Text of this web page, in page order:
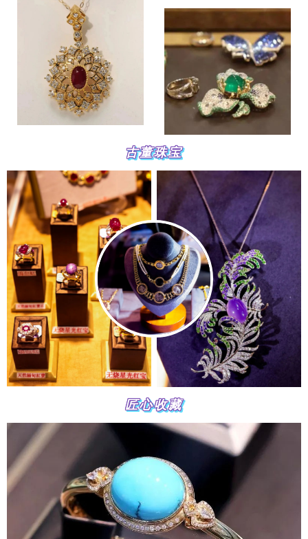
古董珠宝
匠心收藏